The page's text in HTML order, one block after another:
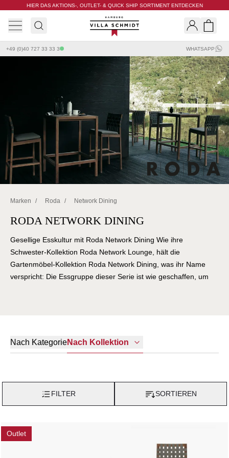
HIER DAS AKTIONS-, OUTLET- & QUICK SHIP SORTIMENT ENTDECKEN
Villa Schmidt
+49 (0)40 727 33 33 3 WHATSAPP
Marken / Roda / Network Dining
RODA NETWORK DINING
Gesellige Esskultur mit Roda Network Dining Wie ihre
Schwester-Kollektion Roda Network Lounge, hält die
Gartenmöbel-Kollektion Roda Network Dining, was ihr Name
verspricht: Die Essgruppe dieser Serie ist wie geschaffen, um
kulinarische, sondern auch kommunikative und gesellige
Platz genommen, kann es einem passieren, dass man erst
das Kissenset von Roda Network Dining individuell
zusammenstellen. Zur Serie gehören unter anderem: Tisch,
Nach KategorieNach Kollektion
FILTER SORTIEREN
Outlet